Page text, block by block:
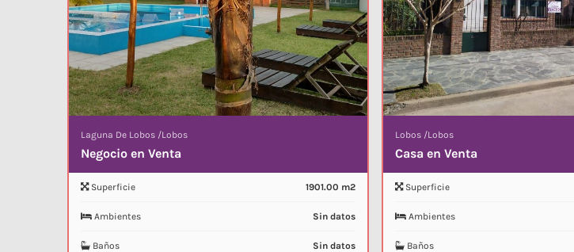
Laguna De Lobos /Lobos
Negocio en Venta
Superficie 1901.00 m2
Ambientes Sin datos
Baños Sin datos
Lobos /Lobos
Casa en Venta
Superficie
Ambientes
Baños